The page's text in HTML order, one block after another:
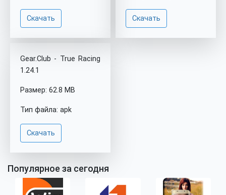
Скачать Скачать
Gear.Club - True Racing
1.24.1
Размер: 62.8 MB
Тип файла: apk
Скачать
Популярное за сегодня